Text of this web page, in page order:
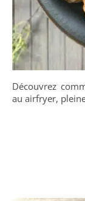
Découvrez comment préparer une savoureuse ratatouille
au airfryer,